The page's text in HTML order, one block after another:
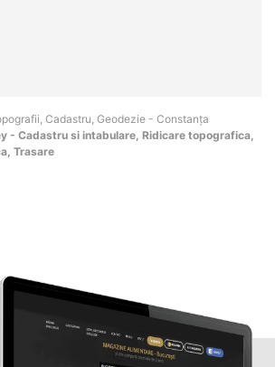
Cadastru, Geodezie - Constanţa
- Cadastru si intabulare, Ridicare topografica,
Trasare